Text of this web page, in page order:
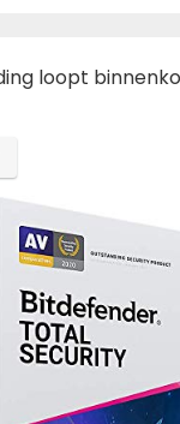
loopt